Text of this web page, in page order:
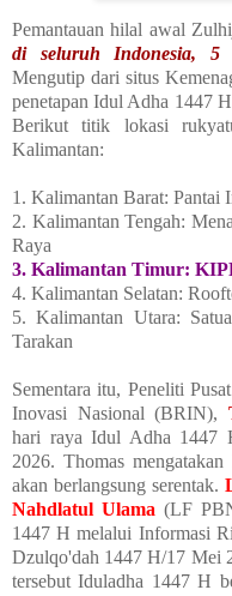
Pemantauan hilal awal
di seluruh Indonesia, 5
Mengutip dari situs
penetapan Idul Adha 1447
Berikut titik lokasi
Kalimantan:
1. Kalimantan Barat:
2. Kalimantan Tengah:
Raya
3. Kalimantan Timur:
4. Kalimantan Selatan:
5. Kalimantan Utara:
Tarakan
Sementara itu, Peneliti
Inovasi Nasional (BRIN),
hari raya Idul Adha 1447
2026. Thomas
akan berlangsung serentak.
Nahdlatul Ulama (LF
1447 H melalui Informasi
Dzulqo'dah 1447 H/17 Mei
tersebut Iduladha 1447 H